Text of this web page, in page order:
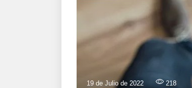
19 de Julio de 2022 218